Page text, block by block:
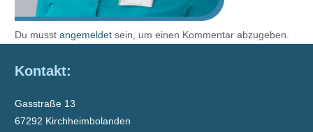
Du musst angemeldet sein, um einen Kommentar abzugeben.
Kontakt:
Gasstraße 13
67292 Kirchheimbolanden